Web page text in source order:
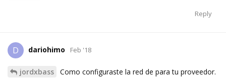
Reply
D dariohimo Feb '18
jordxbass
Como configuraste la red de para tu proveedor.